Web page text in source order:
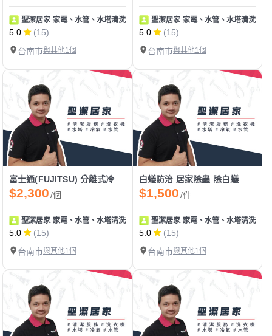
聖潔居家 家電、水管、水塔清洗 地板止滑
5.0
(15)
台南市與其他1個
聖潔居家 家電、水管、水塔清洗 地
5.0
(15)
台南市與其他1個
$2,300/個
聖潔居家 家電、水管、水塔清洗 地板止滑
5.0
(15)
台南市與其他1個
$1,500/件
聖潔居家 家電、水管、水塔清洗 地
5.0
(15)
台南市與其他1個